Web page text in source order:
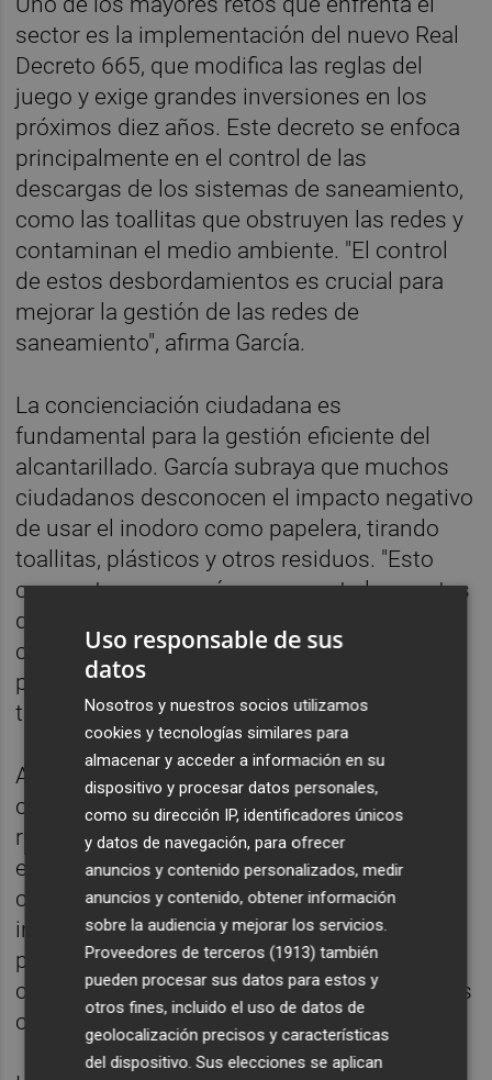
sector es la implementación del nuevo Real
Decreto 665, que modifica las reglas del
juego y exige grandes inversiones en los
próximos diez años. Este decreto se enfoca
principalmente en el control de las
descargas de los sistemas de saneamiento,
como las toallitas que obstruyen las redes y
contaminan el medio ambiente. "El control
de estos desbordamientos es crucial para
mejorar la gestión de las redes de
saneamiento", afirma García.
La concienciación ciudadana es
fundamental para la gestión eficiente del
alcantarillado. García subraya que muchos
ciudadanos desconocen el impacto negativo
de usar el inodoro como papelera, tirando
toallitas, plásticos y otros residuos. "Esto
causa atascos, averías y aumenta los costes
de mantenimiento", dice. FACSA realiza
campañas educativas en su aula didáctica
para concienciar a los niños, quienes luego
transmiten esta información a sus padres.
Además de las toallitas, otros problemas
comunes incluyen conexiones inadecuadas
realizadas por los vecinos y malas
ejecuciones en obras. Estos factores
complican la gestión del alcantarillado, una
infraestructura crucial para la salubridad
pública. "Es una instalación tan importante
como cualquier otra en la ciudad, y debemos
cuidarla y vigilarla", añade García.
Uso responsable de sus
datos
Nosotros y nuestros socios utilizamos
cookies y tecnologías similares para
almacenar y acceder a información en su
dispositivo y procesar datos personales,
como su dirección IP, identificadores únicos
y datos de navegación, para ofrecer
anuncios y contenido personalizados, medir
anuncios y contenido, obtener información
sobre la audiencia y mejorar los servicios.
Proveedores de terceros (1913) también
pueden procesar sus datos para estos y
otros fines, incluido el uso de datos de
geolocalización precisos y características
del dispositivo. Sus elecciones se aplican